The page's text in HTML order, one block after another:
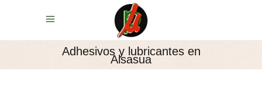
Adhesivos y lubricantes en
Alsasua